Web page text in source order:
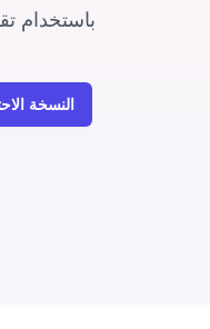
باستخدام
النسخة